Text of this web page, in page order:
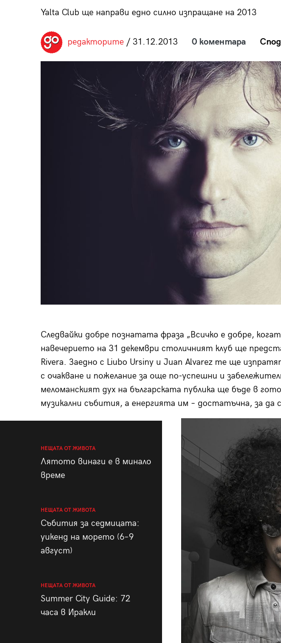
Yalta Club ще направи едно силно изпращане на 2013
редакторите/ 31.12.2013 0 коментара
Следвайки добре познатата фраза „Всичко е добре,
навечерието на 31 декември столичният клуб ще
Rivera. Заедно с Liubo Ursiny и Juan Alvarez те ще
с очакване и пожелание за още по-успешни и
меломанският дух на българската публика ще бъде в
музикални събития, а енергията им – достатъчна, за
НЕЩАТА ОТ ЖИВОТА
Лятото винаги е в минало
време
НЕЩАТА ОТ ЖИВОТА
Събития за седмицата:
уикенд на морето (6–9
август)
НЕЩАТА ОТ ЖИВОТА
Summer City Guide: 72
часа в Иракли
28/29